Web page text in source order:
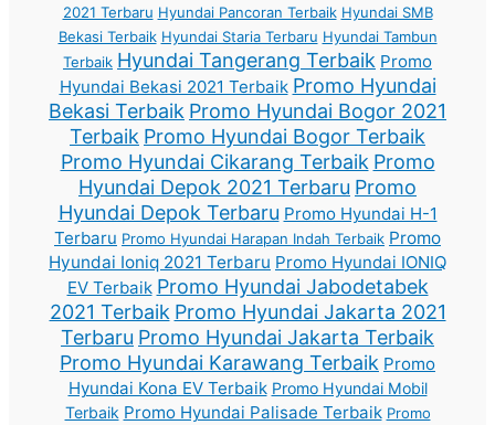
2021 Terbaru Hyundai Pancoran Terbaik Hyundai SMB
Bekasi Terbaik Hyundai Staria Terbaru Hyundai Tambun
Terbaik Hyundai Tangerang Terbaik Promo
Hyundai Bekasi 2021 Terbaik Promo Hyundai
Bekasi Terbaik Promo Hyundai Bogor 2021
Terbaik Promo Hyundai Bogor Terbaik
Promo Hyundai Cikarang Terbaik Promo
Hyundai Depok 2021 Terbaru Promo
Hyundai Depok Terbaru Promo Hyundai H-1
Terbaru Promo Hyundai Harapan Indah Terbaik Promo
Hyundai Ioniq 2021 Terbaru Promo Hyundai IONIQ
EV Terbaik Promo Hyundai Jabodetabek
2021 Terbaik Promo Hyundai Jakarta 2021
Terbaru Promo Hyundai Jakarta Terbaik
Promo Hyundai Karawang Terbaik Promo
Hyundai Kona EV Terbaik Promo Hyundai Mobil
Terbaik Promo Hyundai Palisade Terbaik Promo